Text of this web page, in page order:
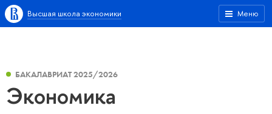
Меню
Высшая школа экономики
БАКАЛАВРИАТ 2025/2026
Экономика